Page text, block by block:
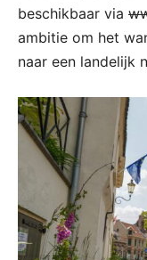
beschikbaar via
ambitie om het
naar een landelijk